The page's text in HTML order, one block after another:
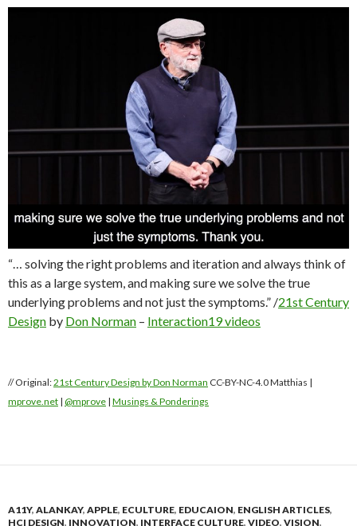
“… solving the right problems and iteration and always think of
this as a large system, and making sure we solve the true
underlying problems and not just the symptoms.” /21st Century
Design by Don Norman – Interaction19 videos
// Original:21st Century Design by Don Norman CC-BY-NC-4.0 Matthias |
mprove.net | @mprove | Musings & Ponderings
A11Y, ALANKAY, APPLE, ECULTURE, EDUCAION, ENGLISH ARTICLES,
HCI DESIGN, INNOVATION, INTERFACE CULTURE, VIDEO, VISION,